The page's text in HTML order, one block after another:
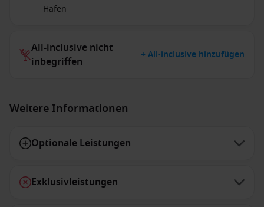
Häfen
All-inclusive nicht
inbegriffen
+ All-inclusive hinzufügen
Weitere Informationen
Optionale Leistungen
Exklusivleistungen